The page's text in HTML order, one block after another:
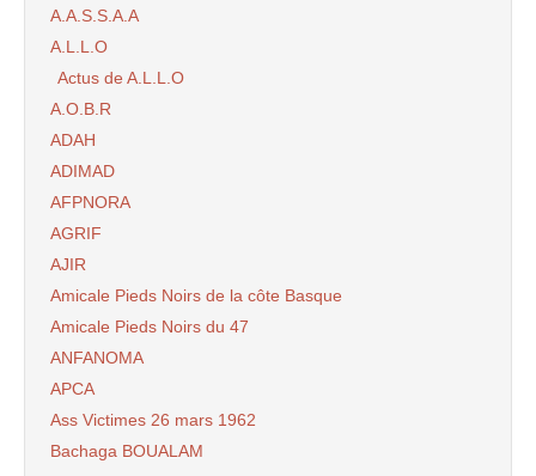
A.A.S.S.A.A
A.L.L.O
Actus de A.L.L.O
A.O.B.R
ADAH
ADIMAD
AFPNORA
AGRIF
AJIR
Amicale Pieds Noirs de la côte Basque
Amicale Pieds Noirs du 47
ANFANOMA
APCA
Ass Victimes 26 mars 1962
Bachaga BOUALAM